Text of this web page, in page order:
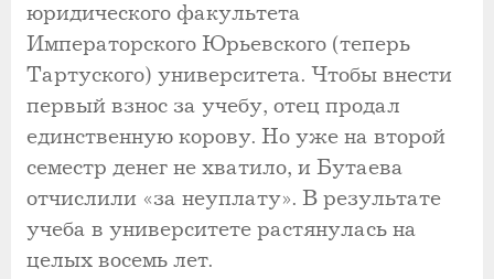
юридического факультета
Императорского Юрьевского (теперь
Тартуского) университета. Чтобы внести
первый взнос за учебу, отец продал
единственную корову. Но уже на второй
семестр денег не хватило, и Бутаева
отчислили «за неуплату». В результате
учеба в университете растянулась на
целых восемь лет.